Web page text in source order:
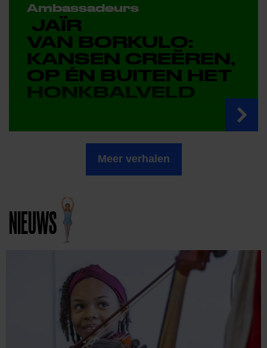
Ambassadeurs
JAÏR
VAN BORKULO:
KANSEN CREËREN,
OP ÉN BUITEN HET
HONKBALVELD
Meer verhalen
NIEUWS